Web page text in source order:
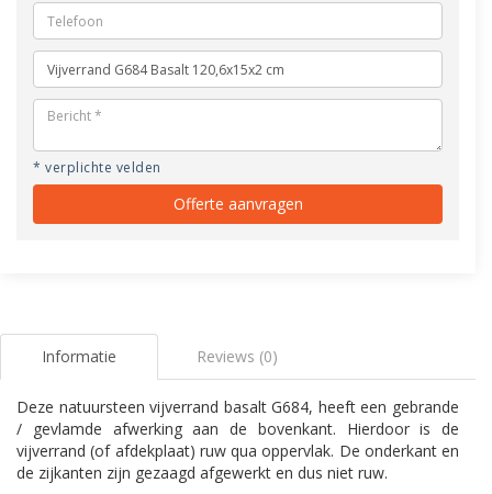
* verplichte velden
Offerte aanvragen
Informatie Reviews (0)
Deze natuursteen vijverrand basalt G684, heeft een gebrande
/ gevlamde afwerking aan de bovenkant. Hierdoor is de
vijverrand (of afdekplaat) ruw qua oppervlak. De onderkant en
de zijkanten zijn gezaagd afgewerkt en dus niet ruw.